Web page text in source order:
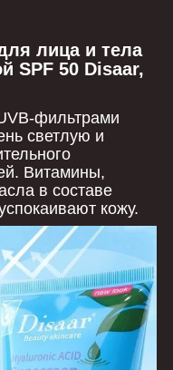
лица и тела
SPF 50 Disaar,
фильтрами
светлую и
Витамины,
в составе
кожу.